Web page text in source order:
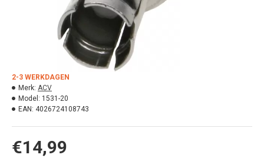
€14,99
2-3 WERKDAGEN
Merk: ACV
Model: 1531-20
EAN: 4026724108743